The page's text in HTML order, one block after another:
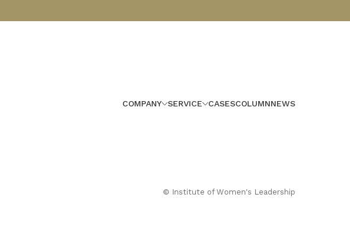
COMPANY SERVICE CASESCOLUMNNEWS
© Institute of Women's Leadership